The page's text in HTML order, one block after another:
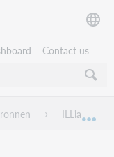
Contact us
ILLiad